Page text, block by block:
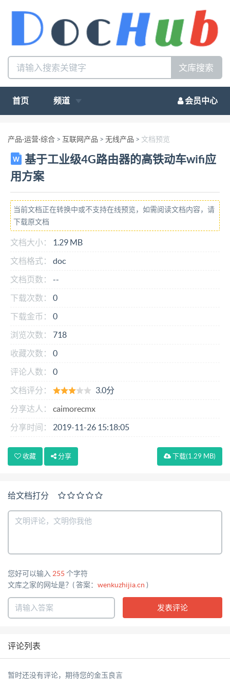
文库搜索
首页 频道 会员中心
产品·运营·综合 > 互联网产品 > 无线产品 > 文档预览
基于工业级4G路由器的高铁动车wifi应
用方案
当前文档正在转换中或不支持在线预览，如需阅读文档内容，请
下载原文档
文档大小：
1.29 MB
文档格式：
doc
文档页数：
--
下载次数：
0
下载金币：
0
浏览次数：
718
收藏次数：
0
评论人数：
0
文档评分：
3.0分
分享达人：
caimorecmx
分享时间：
2019-11-26 15:18:05
下载(1.29 MB)
收藏 分享
给文档打分
您好可以输入 255 个字符
文库之家的网址是？( 答案： wenkuzhijia.cn )
评论列表
暂时还没有评论，期待您的金玉良言